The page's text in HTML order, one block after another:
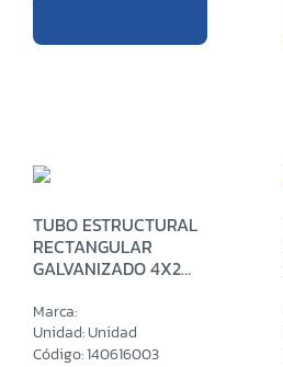
TUBO ESTRUCTURAL
RECTANGULAR
GALVANIZADO 4X2
Marca:
Unidad: Unidad
Código: 140616003